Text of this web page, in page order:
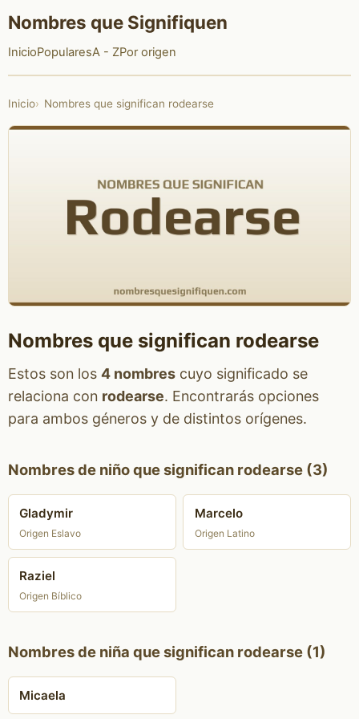
Nombres que Signifiquen
InicioPopularesA - ZPor origen
Inicio Nombres que significan rodearse
Nombres que significan rodearse
Estos son los 4 nombrescuyo significado se
relaciona con rodearse. Encontrarás opciones
para ambos géneros y de distintos orígenes.
Nombres de niño que significan rodearse (3)
Gladymir
Origen Eslavo
Marcelo
Origen Latino
Raziel
Origen Bíblico
Nombres de niña que significan rodearse (1)
Micaela